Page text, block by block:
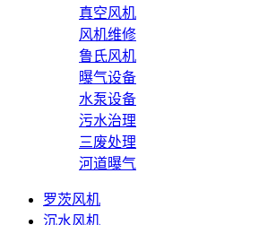
真空风机
风机维修
鲁氏风机
曝气设备
水泵设备
污水治理
三废处理
河道曝气
罗茨风机
沉水风机